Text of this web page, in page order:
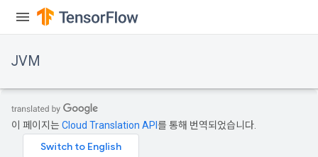
JVM
이 페이지는Cloud Translation API 를 통해 번역되었습니다.